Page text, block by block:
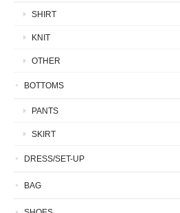
SHIRT
KNIT
OTHER
BOTTOMS
PANTS
SKIRT
DRESS/SET-UP
BAG